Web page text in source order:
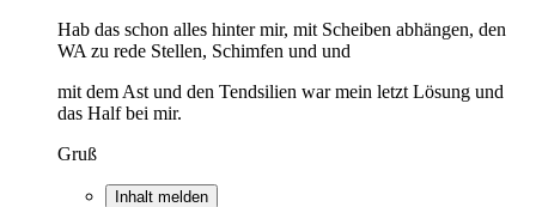
Hab das schon alles hinter mir, mit Scheiben abhängen, den
WA zu rede Stellen, Schimfen und und
mit dem Ast und den Tendsilien war mein letzt Lösung und
das Half bei mir.
Gruß
Inhalt melden